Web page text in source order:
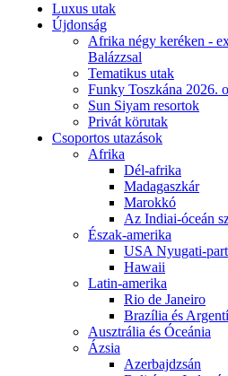
Luxus utak
Újdonság
Afrika négy keréken -
Balázzsal
Tematikus utak
Funky Toszkána 2026.
Sun Siyam resortok
Privát körutak
Csoportos utazások
Afrika
Dél-afrika
Madagaszkár
Marokkó
Az Indiai-óceán
Észak-amerika
USA Nyugati-part
Hawaii
Latin-amerika
Rio de Janeiro
Brazília és
Ausztrália és Óceánia
Ázsia
Azerbajdzsán